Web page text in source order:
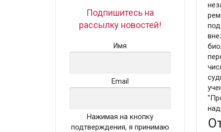
Подпишитесь на
рассылку новостей!
Имя
Email
Нажимая на кнопку
подтверждения, я принимаю